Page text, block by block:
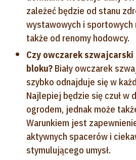
zależeć będzie od stanu
wystawowych i sportowych
także od renomy hodowcy.
Czy owczarek szwajcarski
bloku? Biały owczarek
szybko odnajduje się w
Najlepiej będzie się czuł w
ogrodem, jednak może
Warunkiem jest
aktywnych spacerów i
stymulującego umysł.